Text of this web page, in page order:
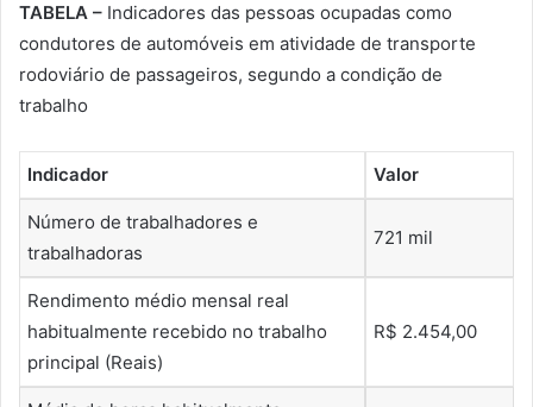
TABELA – Indicadores das pessoas ocupadas como
condutores de automóveis em atividade de transporte
rodoviário de passageiros, segundo a condição de
trabalho
Indicador Valor
Número de trabalhadores e
trabalhadoras
721 mil
Rendimento médio mensal real
habitualmente recebido no trabalho
principal (Reais)
R$ 2.454,00